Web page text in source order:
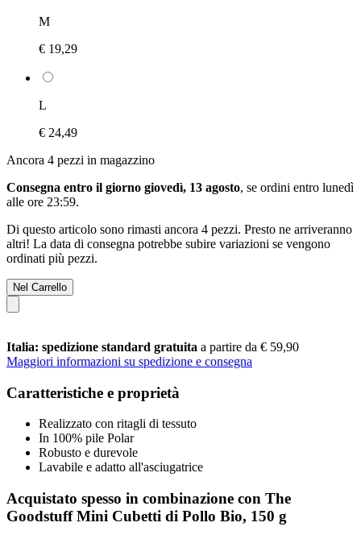
M
€ 19,29
L
€ 24,49
Ancora 4 pezzi in magazzino
Consegna entro il giorno giovedì, 13 agosto, se ordini entro lunedì
alle ore 23:59.
Di questo articolo sono rimasti ancora 4 pezzi. Presto ne arriveranno
altri! La data di consegna potrebbe subire variazioni se vengono
ordinati più pezzi.
Nel Carrello
Italia: spedizione standard gratuita a partire da € 59,90
Maggiori informazioni su spedizione e consegna
Caratteristiche e proprietà
Realizzato con ritagli di tessuto
In 100% pile Polar
Robusto e durevole
Lavabile e adatto all'asciugatrice
Acquistato spesso in combinazione con The
Goodstuff Mini Cubetti di Pollo Bio, 150 g